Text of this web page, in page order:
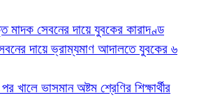
মাদক সেবনের দায়ে যুবকের কারাদণ্ড
দায়ে ভ্রাম্যমাণ আদালতে যুবকের ৬
খালে ভাসমান অষ্টম শ্রেণির শিক্ষার্থীর